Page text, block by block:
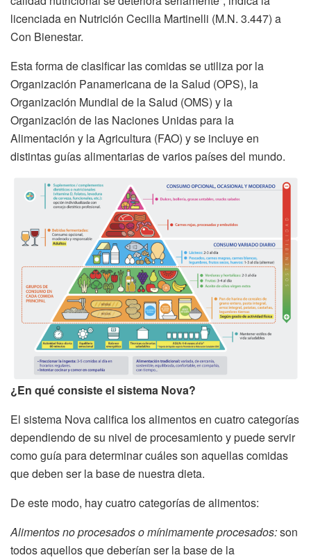
licenciada en Nutrición Cecilia Martinelli (M.N. 3.447) a
Con Bienestar.
Esta forma de clasificar las comidas se utiliza por la
Organización Panamericana de la Salud (OPS), la
Organización Mundial de la Salud (OMS) y la
Organización de las Naciones Unidas para la
Alimentación y la Agricultura (FAO) y se incluye en
distintas guías alimentarias de varios países del mundo.
¿En qué consiste el sistema Nova?
El sistema Nova califica los alimentos en cuatro categorías
dependiendo de su nivel de procesamiento y puede servir
como guía para determinar cuáles son aquellas comidas
que deben ser la base de nuestra dieta.
De este modo, hay cuatro categorías de alimentos:
Alimentos no procesados o mínimamente procesados:son
todos aquellos que deberían ser la base de la